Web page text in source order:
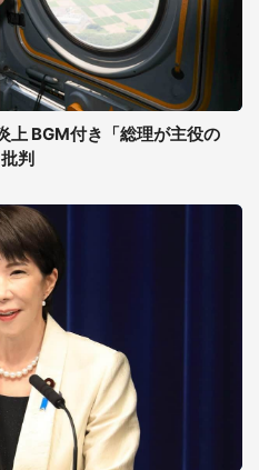
上 BGM付き「総理が主役の
判